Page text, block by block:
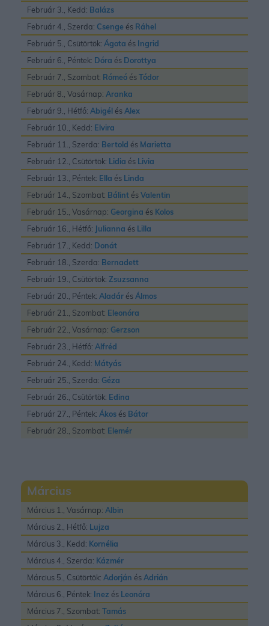
Február 3., Kedd: Balázs
Február 4., Szerda: Csenge és Ráhel
Február 5., Csütörtök: Ágota és Ingrid
Február 6., Péntek: Dóra és Dorottya
Február 7., Szombat: Rómeó ésTódor
Február 8., Vasárnap: Aranka
Február 9., Hétfő: Abigél ésAlex
Február 10., Kedd: Elvira
Február 11., Szerda: Bertold és Marietta
Február 12., Csütörtök: Lidia és Livia
Február 13., Péntek: Ella és Linda
Február 14., Szombat: Bálint ésValentin
Február 15., Vasárnap: Georgina és Kolos
Február 16., Hétfő: Julianna és Lilla
Február 17., Kedd: Donát
Február 18., Szerda: Bernadett
Február 19., Csütörtök: Zsuzsanna
Február 20., Péntek: Aladár ésÁlmos
Február 21., Szombat: Eleonóra
Február 22., Vasárnap: Gerzson
Február 23., Hétfő: Alfréd
Február 24., Kedd: Mátyás
Február 25., Szerda: Géza
Február 26., Csütörtök: Edina
Február 27., Péntek: Ákos és Bátor
Február 28., Szombat: Elemér
Március
Március 1., Vasárnap: Albin
Március 2., Hétfő: Lujza
Március 3., Kedd: Kornélia
Március 4., Szerda: Kázmér
Március 5., Csütörtök: Adorján ésAdrián
Március 6., Péntek: Inez és Leonóra
Március 7., Szombat: Tamás